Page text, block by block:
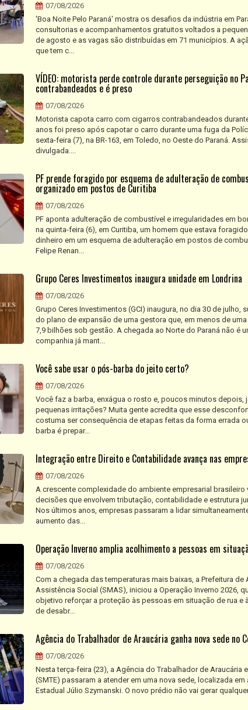
07/08/2026
'Boa Noite Pelo Paraná' mostra os desafios da indústria em
consultorias e acompanhamentos gratuitos voltados a
de agosto e as vagas são distribuídas em 71 municípios. A
que tem c...
VÍDEO: motorista perde controle durante perseguição no
contrabandeados e é preso
07/08/2026
Motorista capota carro com cigarros contrabandeados
anos foi preso após capotar o carro durante uma fuga da
sexta-feira (7), na BR-163, em Toledo, no Oeste do Paraná.
divulgada....
PF prende foragido por esquema de adulteração de
organizado em postos de Curitiba
07/08/2026
PF aponta adulteração de combustível e irregularidades em
na quinta-feira (6), em Curitiba, um homem que estava
dinheiro em um esquema de adulteração em postos de
Felipe Renan...
Grupo Ceres Investimentos inaugura unidade em Londrina
07/08/2026
Grupo Ceres Investimentos (GCI) inaugura, no dia 30 de julho,
do plano de expansão de uma gestora que, em menos de
7,9 bilhões sob gestão. A chegada ao Norte do Paraná não é
companhia já mant...
Você sabe usar o pós-barba do jeito certo?
07/08/2026
Você faz a barba, enxágua o rosto e, poucos minutos depois,
pequenas irritações? Muita gente acredita que esse
costuma ser consequência de etapas feitas da forma errada
barba é prepar...
Integração entre Direito e Contabilidade avança nas
07/08/2026
A crescente complexidade do ambiente empresarial
decisões que envolvem tributação, contabilidade e estrutura
Nos últimos anos, empresas passaram a lidar
aumento das...
Operação Inverno amplia acolhimento a pessoas em
07/08/2026
Com a chegada das temperaturas mais baixas, a Prefeitura
Assistência Social (SMAS), iniciou a Operação Inverno 2026,
objetivo reforçar a proteção às pessoas em situação de rua
de desabr...
Agência do Trabalhador de Araucária ganha nova sede no
07/08/2026
Nesta terça-feira (23), a Agência do Trabalhador de Araucária
(SMTE) passaram a atender em uma nova sede, localizada
Estadual Júlio Szymanski. O novo prédio não vai gerar